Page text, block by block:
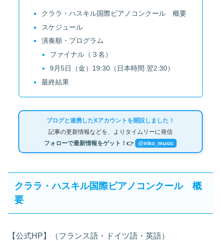
クララ・ハスキル国際ピアノコンクール 概要
スケジュール
演奏順・プログラム
ファイナル（３名）
9月5日（金）19:30（日本時間 翌2:30）
最終結果
ブログと連携したXアカウントを開設しました！
記事の更新情報などを、よりタイムリーに発信
フォローで最新情報をゲット！👉
@iriko_music
クララ・ハスキル国際ピアノコンクール 概
要
【公式HP】（フランス語・ドイツ語・英語）